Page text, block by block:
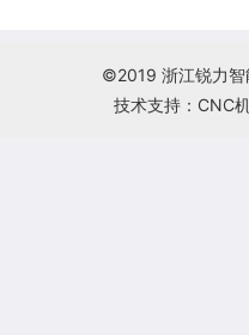
©2019 浙江锐力智
技术支持：CNC